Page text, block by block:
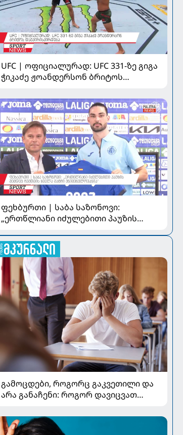
UFC | ოფიციალურად: UFC 331-ზე გიგა
ჭიკაძე ჟოანდერსონ ბრიტოს
ფეხბურთი | საბა საზონოვი:
„ერთწლიანი იძულებითი პაუზის
მნიშვნელოვანია“
გამოცდები, როგორც გაკვეთილი და
არა განაჩენი: როგორ დავიცვათ
მომავალი